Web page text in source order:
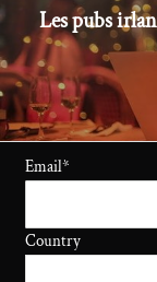
Les pubs
Email*
Country